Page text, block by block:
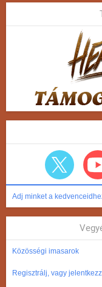
Adj minket a
Közösségi imasarok
Regisztrálj, vagy